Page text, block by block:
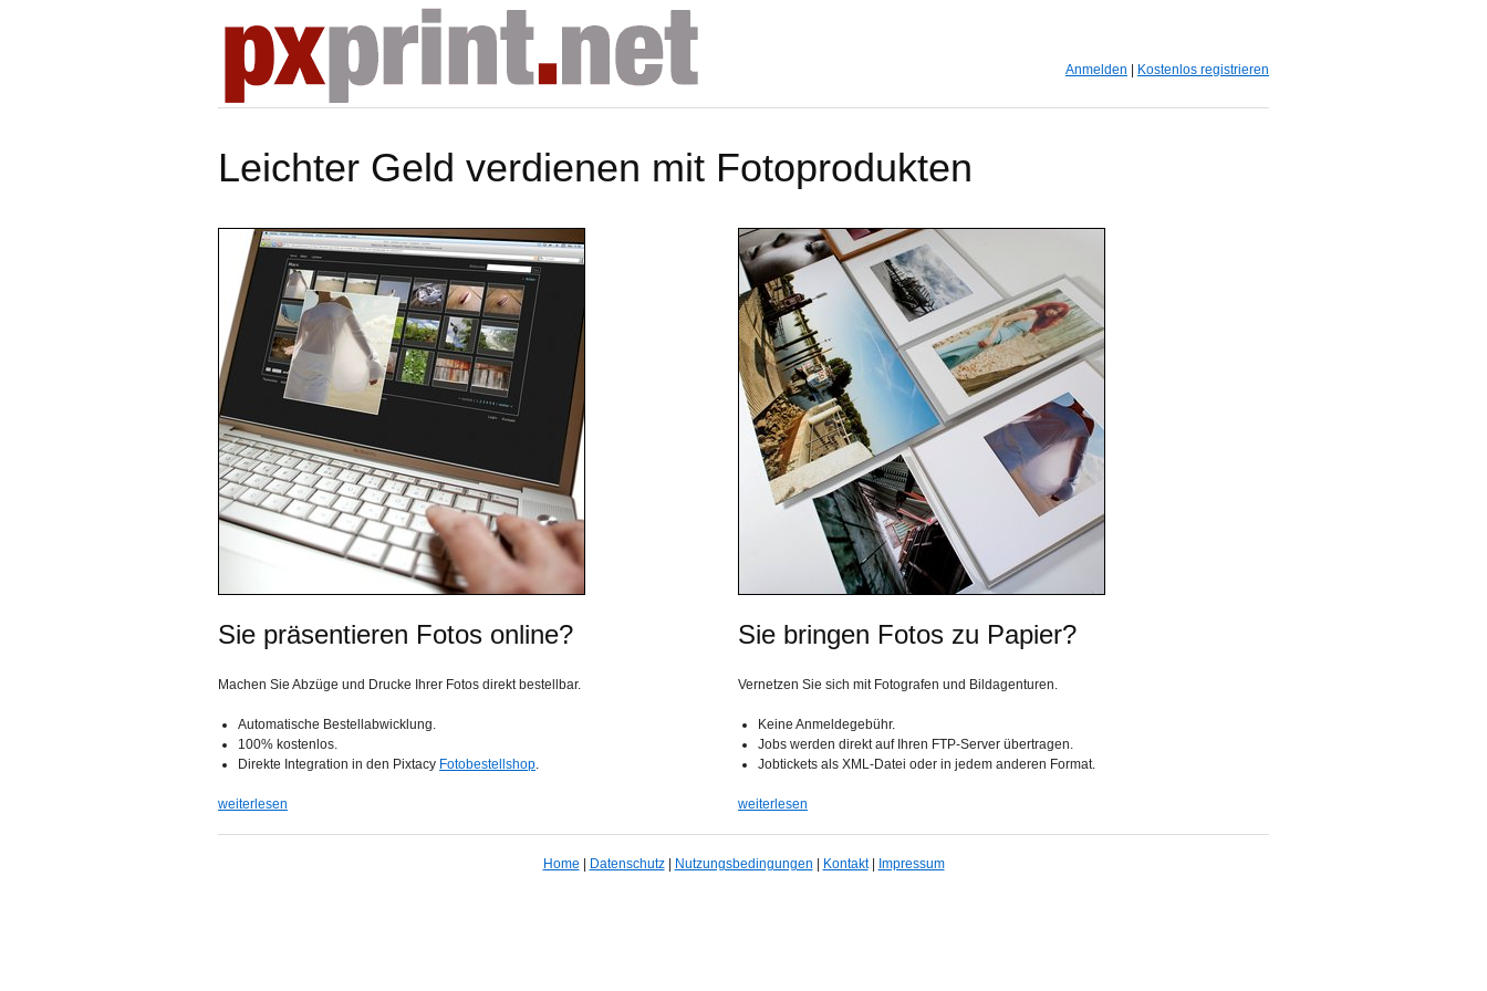
Anmelden Kostenlos registrieren
Leichter Geld verdienen mit Fotoprodukten
Sie präsentieren Fotos online?
Machen Sie Abzüge und Drucke Ihrer Fotos direkt bestellbar.
Automatische Bestellabwicklung.
100% kostenlos.
Direkte Integration in den Pixtacy Fotobestellshop.
weiterlesen
Sie bringen Fotos zu Papier?
Vernetzen Sie sich mit Fotografen und Bildagenturen.
Keine Anmeldegebühr.
Jobs werden direkt auf Ihren FTP-Server übertragen.
Jobtickets als XML-Datei oder in jedem anderen Format.
weiterlesen
Home Datenschutz| Nutzungsbedingungen Kontakt| Impressum